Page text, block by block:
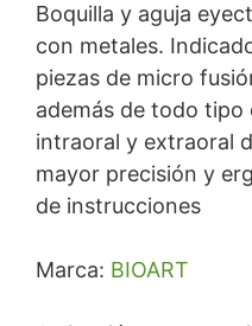
Boquilla y aguja
con metales.
piezas de micro
además de todo
intraoral y extraoral
mayor precisión y
de instrucciones
Marca: BIOART